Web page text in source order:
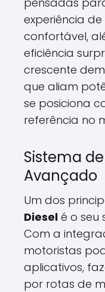
experiência
confortável,
eficiência
crescente
que aliam
se posiciona
referência no
Sistema
Avançado
Um dos
Diesel é o seu
Com a
motoristas
aplicativos,
por rotas de